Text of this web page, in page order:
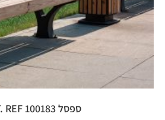
ספסל ART. REF 100183